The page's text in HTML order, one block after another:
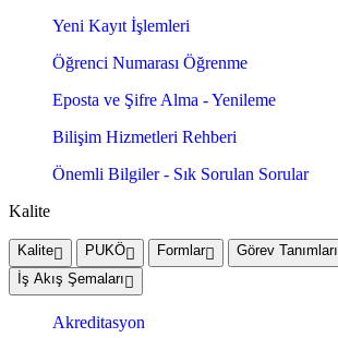
Yeni Kayıt İşlemleri
Öğrenci Numarası Öğrenme
Eposta ve Şifre Alma - Yenileme
Bilişim Hizmetleri Rehberi
Önemli Bilgiler - Sık Sorulan Sorular
Kalite
Kalite PUKÖ Formlar
Görev Tanımları
İş Akış Şemaları
Akreditasyon